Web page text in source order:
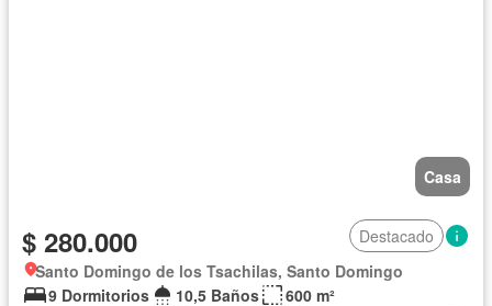
Casa
$ 280.000
Destacado
Santo Domingo de los Tsachilas, Santo Domingo
9 Dormitorios
10,5 Baños
600 m²